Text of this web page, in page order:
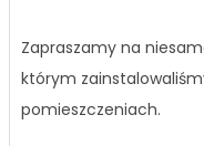
Zapraszamy na
którym
pomieszczeniach.